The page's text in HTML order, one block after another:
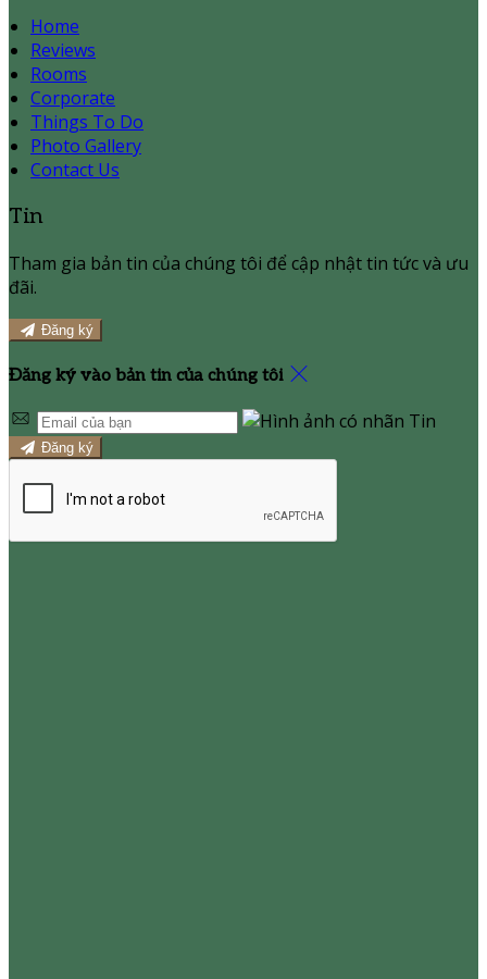
Home
Reviews
Rooms
Corporate
Things To Do
Photo Gallery
Contact Us
Tin
Tham gia bản tin của chúng tôi để cập nhật tin tức và ưu
đãi.
Đăng ký
Đăng ký vào bản tin của chúng tôi
Đăng ký